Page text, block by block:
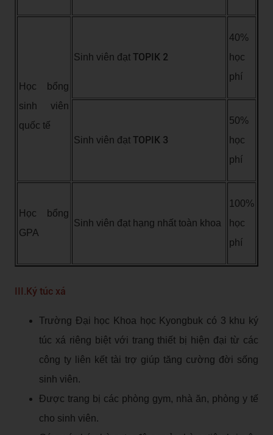
Học bổng
sinh viên
quốc tế
Sinh viên đạt TOPIK 2
40%
học
phí
Sinh viên đạt TOPIK 3
50%
học
phí
Học bổng
GPA
Sinh viên đạt hạng nhất toàn khoa
100%
học
phí
III.Ký túc xá
Trường Đại học Khoa học Kyongbuk có 3 khu ký
túc xá riêng biệt với trang thiết bị hiện đại từ các
công ty liên kết tài trợ giúp tăng cường đời sống
sinh viên.
Được trang bị các phòng gym, nhà ăn, phòng y tế
cho sinh viên.